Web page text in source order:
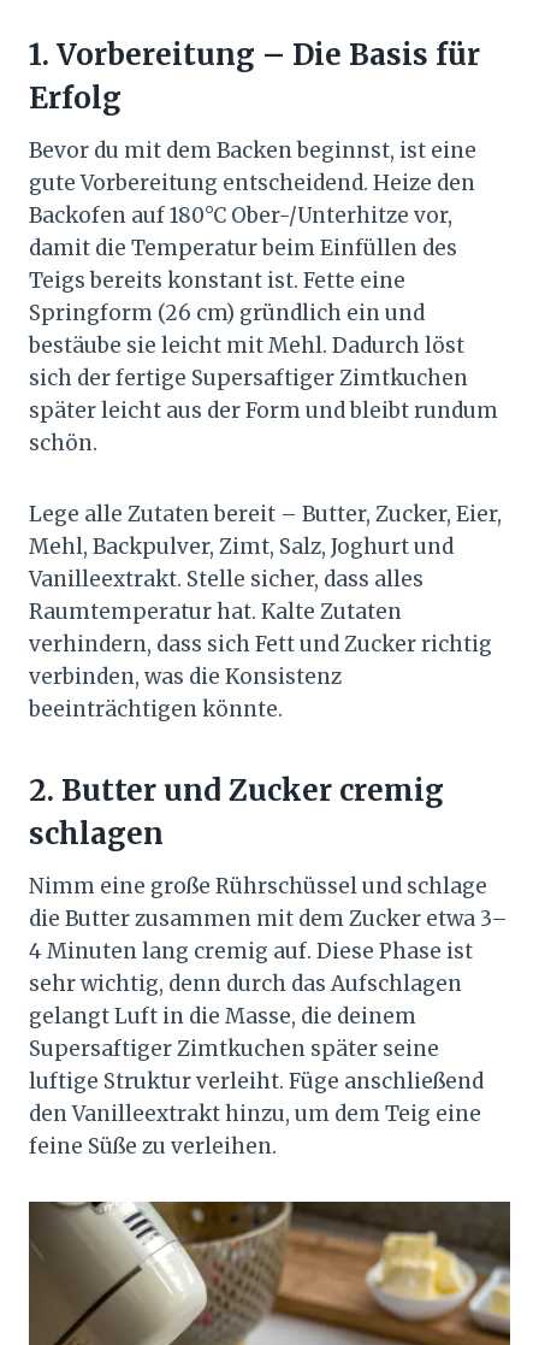
1. Vorbereitung – Die Basis für
Erfolg
Bevor du mit dem Backen beginnst, ist eine
gute Vorbereitung entscheidend. Heize den
Backofen auf 180°C Ober-/Unterhitze vor,
damit die Temperatur beim Einfüllen des
Teigs bereits konstant ist. Fette eine
Springform (26 cm) gründlich ein und
bestäube sie leicht mit Mehl. Dadurch löst
sich der fertige Supersaftiger Zimtkuchen
später leicht aus der Form und bleibt rundum
schön.
Lege alle Zutaten bereit – Butter, Zucker, Eier,
Mehl, Backpulver, Zimt, Salz, Joghurt und
Vanilleextrakt. Stelle sicher, dass alles
Raumtemperatur hat. Kalte Zutaten
verhindern, dass sich Fett und Zucker richtig
verbinden, was die Konsistenz
beeinträchtigen könnte.
2. Butter und Zucker cremig
schlagen
Nimm eine große Rührschüssel und schlage
die Butter zusammen mit dem Zucker etwa 3–
4 Minuten lang cremig auf. Diese Phase ist
sehr wichtig, denn durch das Aufschlagen
gelangt Luft in die Masse, die deinem
Supersaftiger Zimtkuchen später seine
luftige Struktur verleiht. Füge anschließend
den Vanilleextrakt hinzu, um dem Teig eine
feine Süße zu verleihen.